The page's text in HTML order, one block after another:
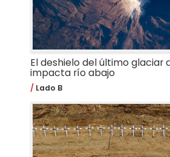
El deshielo del último glaciar
impacta río abajo
Lado B